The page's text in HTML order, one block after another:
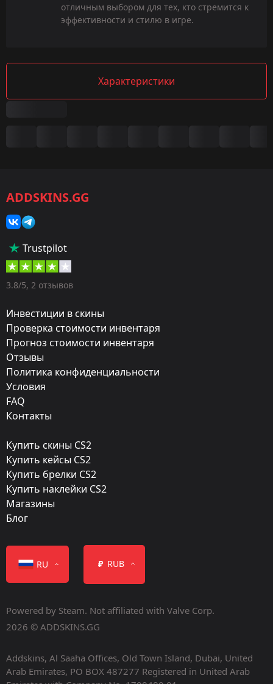
отличным выбором для тех, кто стремится к
эффективности и стилю в игре.
Характеристики
Категория:
Скины
Ножи
Оружие:
Finish:
Сажа
Spray-Paint
Популярность:
85 %
Дизайнер:
Valve
Цвет
ADDSKINS.GG
Trustpilot
3.8/5, 2 отзывов
Инвестиции в скины
Проверка стоимости инвентаря
Прогноз стоимости инвентаря
Отзывы
Политика конфиденциальности
Условия
FAQ
Контакты
Купить скины CS2
Купить кейсы CS2
Купить брелки CS2
Купить наклейки CS2
Магазины
Блог
RU ₽ RUB
Powered by Steam. Not affiliated with Valve Corp.
2026 © ADDSKINS.GG
Addskins, Al Saaha Offices, Old Town Island, Dubai, United
Arab Emirates, PO BOX 487277 Registered in United Arab